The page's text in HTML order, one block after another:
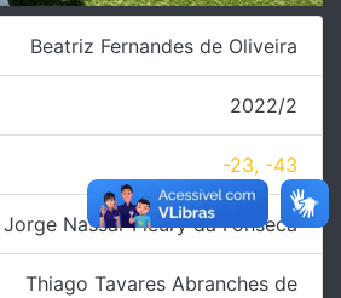
Beatriz Fernandes de Oliveira
2022/2
-23, -43
Jorge Nassar Fleury da Fonseca
Thiago Tavares Abranches de